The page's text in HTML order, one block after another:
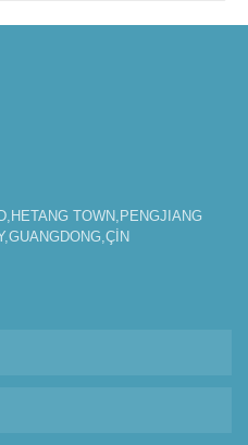
TOWN,PENGJIANG